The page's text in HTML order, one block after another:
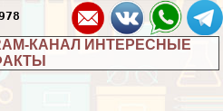
КАНАЛ ИНТЕРЕСНЫЕ